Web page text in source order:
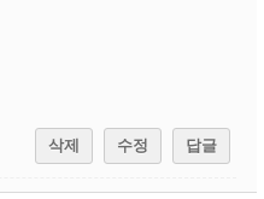
삭제 수정 답글